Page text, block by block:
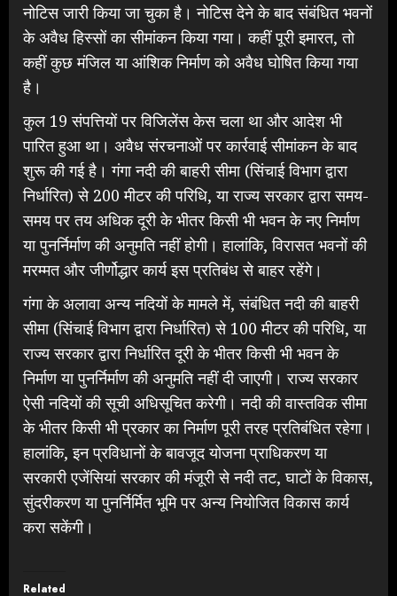
नोटिस जारी किया जा चुका है। नोटिस देने के बाद संबंधित भवनों
के अवैध हिस्सों का सीमांकन किया गया। कहीं पूरी इमारत, तो
कहीं कुछ मंजिल या आंशिक निर्माण को अवैध घोषित किया गया
है।
कुल 19 संपत्तियों पर विजिलेंस केस चला था और आदेश भी
पारित हुआ था। अवैध संरचनाओं पर कार्रवाई सीमांकन के बाद
शुरू की गई है। गंगा नदी की बाहरी सीमा (सिंचाई विभाग द्वारा
निर्धारित) से 200 मीटर की परिधि, या राज्य सरकार द्वारा समय-
समय पर तय अधिक दूरी के भीतर किसी भी भवन के नए निर्माण
या पुनर्निर्माण की अनुमति नहीं होगी। हालांकि, विरासत भवनों की
मरम्मत और जीर्णोद्धार कार्य इस प्रतिबंध से बाहर रहेंगे।
गंगा के अलावा अन्य नदियों के मामले में, संबंधित नदी की बाहरी
सीमा (सिंचाई विभाग द्वारा निर्धारित) से 100 मीटर की परिधि, या
राज्य सरकार द्वारा निर्धारित दूरी के भीतर किसी भी भवन के
निर्माण या पुनर्निर्माण की अनुमति नहीं दी जाएगी। राज्य सरकार
ऐसी नदियों की सूची अधिसूचित करेगी। नदी की वास्तविक सीमा
के भीतर किसी भी प्रकार का निर्माण पूरी तरह प्रतिबंधित रहेगा।
हालांकि, इन प्रविधानों के बावजूद योजना प्राधिकरण या
सरकारी एजेंसियां सरकार की मंजूरी से नदी तट, घाटों के विकास,
सुंदरीकरण या पुनर्निर्मित भूमि पर अन्य नियोजित विकास कार्य
करा सकेंगी।
Related